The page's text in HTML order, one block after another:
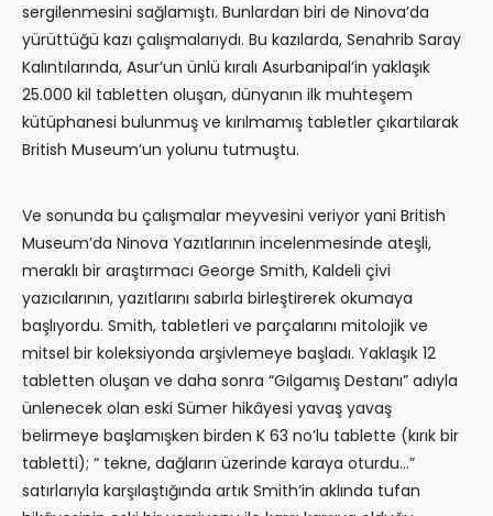
sergilenmesini sağlamıştı. Bunlardan biri de Ninova’da
yürüttüğü kazı çalışmalarıydı. Bu kazılarda, Senahrib Saray
Kalıntılarında, Asur’un ünlü kıralı Asurbanipal’in yaklaşık
25.000 kil tabletten oluşan, dünyanın ilk muhteşem
kütüphanesi bulunmuş ve kırılmamış tabletler çıkartılarak
British Museum’un yolunu tutmuştu.
Ve sonunda bu çalışmalar meyvesini veriyor yani British
Museum’da Ninova Yazıtlarının incelenmesinde ateşli,
meraklı bir araştırmacı George Smith, Kaldeli çivi
yazıcılarının, yazıtlarını sabırla birleştirerek okumaya
başlıyordu. Smith, tabletleri ve parçalarını mitolojik ve
mitsel bir koleksiyonda arşivlemeye başladı. Yaklaşık 12
tabletten oluşan ve daha sonra “Gılgamış Destanı” adıyla
ünlenecek olan eski Sümer hikâyesi yavaş yavaş
belirmeye başlamışken birden K 63 no’lu tablette (kırık bir
tabletti); “ tekne, dağların üzerinde karaya oturdu…”
satırlarıyla karşılaştığında artık Smith’in aklında tufan